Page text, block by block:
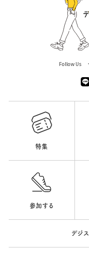
Follow Us
特集
参加する
デジ